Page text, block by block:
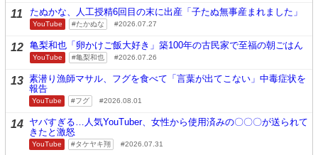
11 たぬかな、人工授精6回目の末に出産「子たぬ無事産まれました」
YouTube たかぬな 2026.07.27
12 亀梨和也「卵かけご飯大好き」築100年の古民家で至福の朝ごはん
YouTube 亀梨和也 2026.07.26
13 素潜り漁師マサル、フグを食べて「言葉が出てこない」中毒症状を
報告
YouTube フグ 2026.08.01
14 ヤバすぎる…人気YouTuber、女性から使用済みの〇〇〇が送られて
きたと激怒
YouTube タケヤキ翔 2026.07.31